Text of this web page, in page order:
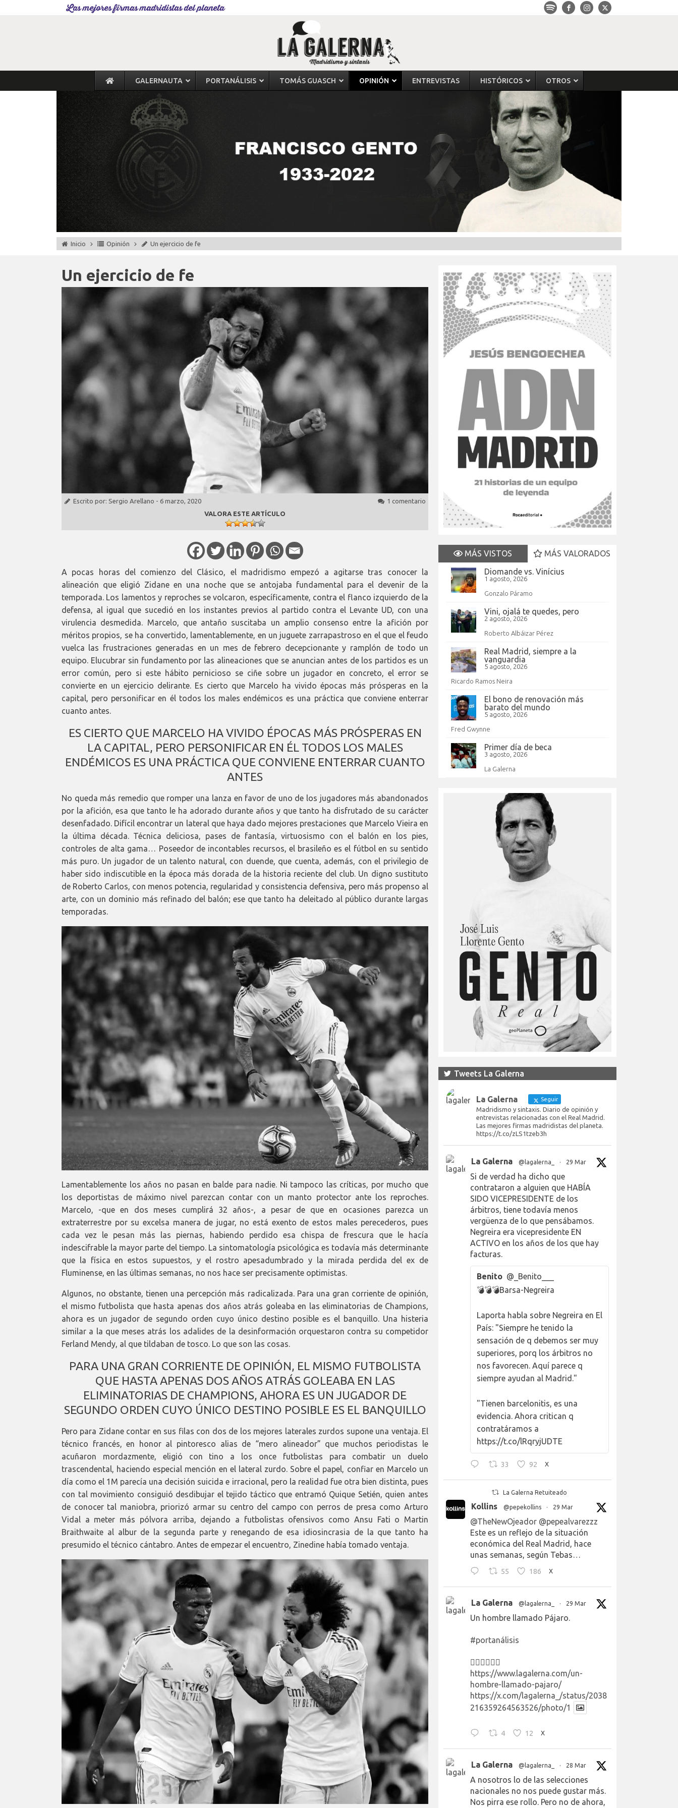
Las mejores firmas madridistas del planeta
GALERNAUTA PORTANÁLISIS TOMÁS GUASCH OPINIÓN ENTREVISTAS HISTÓRICOS OTROS
Inicio Opinión Un ejercicio de fe
Un ejercicio de fe
Escrito por: Sergio Arellano - 6 marzo, 2020
1 comentario
VALORA ESTE ARTÍCULO
A pocas horas del comienzo del Clásico, el madridismo empezó a agitarse tras conocer la
alineación que eligió Zidane en una noche que se antojaba fundamental para el devenir de la
temporada. Los lamentos y reproches se volcaron, específicamente, contra el flanco izquierdo de la
defensa, al igual que sucedió en los instantes previos al partido contra el Levante UD, con una
virulencia desmedida. Marcelo, que antaño suscitaba un amplio consenso entre la afición por
méritos propios, se ha convertido, lamentablemente, en un juguete zarrapastroso en el que el feudo
vuelca las frustraciones generadas en un mes de febrero decepcionante y ramplón de todo un
equipo. Elucubrar sin fundamento por las alineaciones que se anuncian antes de los partidos es un
error común, pero si este hábito pernicioso se ciñe sobre un jugador en concreto, el error se
convierte en un ejercicio delirante. Es cierto que Marcelo ha vivido épocas más prósperas en la
capital, pero personificar en él todos los males endémicos es una práctica que conviene enterrar
cuanto antes.
ES CIERTO QUE MARCELO HA VIVIDO ÉPOCAS MÁS PRÓSPERAS EN
LA CAPITAL, PERO PERSONIFICAR EN ÉL TODOS LOS MALES
ENDÉMICOS ES UNA PRÁCTICA QUE CONVIENE ENTERRAR CUANTO
ANTES
No queda más remedio que romper una lanza en favor de uno de los jugadores más abandonados
por la afición, esa que tanto le ha adorado durante años y que tanto ha disfrutado de su carácter
desenfadado. Difícil encontrar un lateral que haya dado mejores prestaciones que Marcelo Vieira en
la última década. Técnica deliciosa, pases de fantasía, virtuosismo con el balón en los pies,
controles de alta gama… Poseedor de incontables recursos, el brasileño es el fútbol en su sentido
más puro. Un jugador de un talento natural, con duende, que cuenta, además, con el privilegio de
haber sido indiscutible en la época más dorada de la historia reciente del club. Un digno sustituto
de Roberto Carlos, con menos potencia, regularidad y consistencia defensiva, pero más propenso al
arte, con un dominio más refinado del balón; ese que tanto ha deleitado al público durante largas
temporadas.
Lamentablemente los años no pasan en balde para nadie. Ni tampoco las críticas, por mucho que
los deportistas de máximo nivel parezcan contar con un manto protector ante los reproches.
Marcelo, -que en dos meses cumplirá 32 años-, a pesar de que en ocasiones parezca un
extraterrestre por su excelsa manera de jugar, no está exento de estos males perecederos, pues
cada vez le pesan más las piernas, habiendo perdido esa chispa de frescura que le hacía
indescifrable la mayor parte del tiempo. La sintomatología psicológica es todavía más determinante
que la física en estos supuestos, y el rostro apesadumbrado y la mirada perdida del ex de
Fluminense, en las últimas semanas, no nos hace ser precisamente optimistas.
Algunos, no obstante, tienen una percepción más radicalizada. Para una gran corriente de opinión,
el mismo futbolista que hasta apenas dos años atrás goleaba en las eliminatorias de Champions,
ahora es un jugador de segundo orden cuyo único destino posible es el banquillo. Una histeria
similar a la que meses atrás los adalides de la desinformación orquestaron contra su competidor
Ferland Mendy, al que tildaban de tosco. Lo que son las cosas.
PARA UNA GRAN CORRIENTE DE OPINIÓN, EL MISMO FUTBOLISTA
QUE HASTA APENAS DOS AÑOS ATRÁS GOLEABA EN LAS
ELIMINATORIAS DE CHAMPIONS, AHORA ES UN JUGADOR DE
SEGUNDO ORDEN CUYO ÚNICO DESTINO POSIBLE ES EL BANQUILLO
Pero para Zidane contar en sus filas con dos de los mejores laterales zurdos supone una ventaja. El
técnico francés, en honor al pintoresco alias de “mero alineador” que muchos periodistas le
acuñaron mordazmente, eligió con tino a los once futbolistas para combatir un duelo
trascendental, haciendo especial mención en el lateral zurdo. Sobre el papel, confiar en Marcelo un
día como el 1M parecía una decisión suicida e irracional, pero la realidad fue otra bien distinta, pues
con tal movimiento consiguió desdibujar el tejido táctico que entramó Quique Setién, quien antes
de conocer tal maniobra, priorizó armar su centro del campo con perros de presa como Arturo
Vidal a meter más pólvora arriba, dejando a futbolistas ofensivos como Ansu Fati o Martin
Braithwaite al albur de la segunda parte y renegando de esa idiosincrasia de la que tanto ha
presumido el técnico cántabro. Antes de empezar el encuentro, Zinedine había tomado ventaja.
MÁS VISTOS
MÁS VALORADOS
Diomande vs. Vinícius
1 agosto, 2026
Gonzalo Páramo
Vini, ojalá te quedes, pero
2 agosto, 2026
Roberto Albáizar Pérez
Real Madrid, siempre a la
vanguardia
5 agosto, 2026
Ricardo Ramos Neira
El bono de renovación más
barato del mundo
5 agosto, 2026
Fred Gwynne
Primer día de beca
3 agosto, 2026
La Galerna
Tweets La Galerna
La Galerna Seguir
Madridismo y sintaxis. Diario de opinión y
entrevistas relacionadas con el Real Madrid.
Las mejores firmas madridistas del planeta.
https://t.co/zLS1tzeb3h
La Galerna @lagalerna_ · 29 Mar
Si de verdad ha dicho que
contrataron a alguien que HABÍA
SIDO VICEPRESIDENTE de los
árbitros, tiene todavía menos
vergüenza de lo que pensábamos.
Negreira era vicepresidente EN
ACTIVO en los años de los que hay
facturas.
Benito @_Benito___
💣💣💣Barsa-Negreira
Laporta habla sobre Negreira en El
País: "Siempre he tenido la
sensación de q debemos ser muy
superiores, porq los árbitros no
nos favorecen. Aquí parece q
siempre ayudan al Madrid."
"Tienen barcelonitis, es una
evidencia. Ahora critican q
contratáramos a
https://t.co/lRqryjUDTE
33 92 X
La Galerna Retuiteado
Kollins @pepekollins · 29 Mar
@TheNewOjeador @pepealvarezzz
Este es un reflejo de la situación
económica del Real Madrid, hace
unas semanas, según Tebas…
55 186 X
La Galerna @lagalerna_ · 29 Mar
Un hombre llamado Pájaro.
#portanálisis
👉🏻👉🏻👉🏻
https://www.lagalerna.com/un-
hombre-llamado-pajaro/
https://x.com/lagalerna_/status/2038
216359264563526/photo/1
4 12 X
La Galerna @lagalerna_ · 28 Mar
A nosotros lo de las selecciones
nacionales no nos puede gustar más.
Nos pirra ese rollo. Pero no de ahora,